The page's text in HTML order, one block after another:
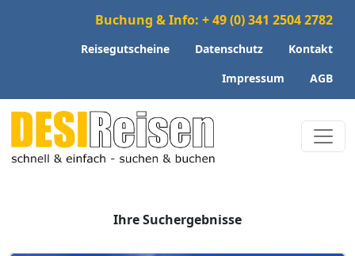
Buchung & Info: + 49 (0) 341 2504 2782
Reisegutscheine Datenschutz
Kontakt
Impressum
AGB
Ihre Suchergebnisse